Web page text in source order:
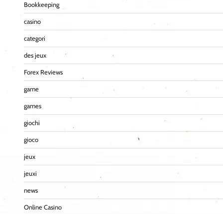
Bookkeeping
casino
categori
des jeux
Forex Reviews
game
games
giochi
gioco
jeux
jeuxi
news
Online Casino